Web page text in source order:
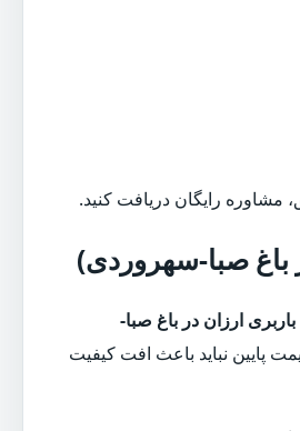
مشاوره رایگان دریافت کنید.
باغ صبا-سهروردی)
باربری ارزان در باغ صبا-
پایین نباید باعث افت کیفیت